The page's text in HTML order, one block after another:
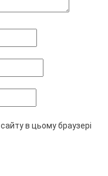
в цьому браузері